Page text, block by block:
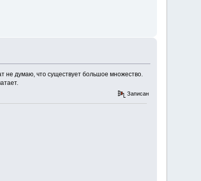
не думаю, что существует большое множество.
Записан